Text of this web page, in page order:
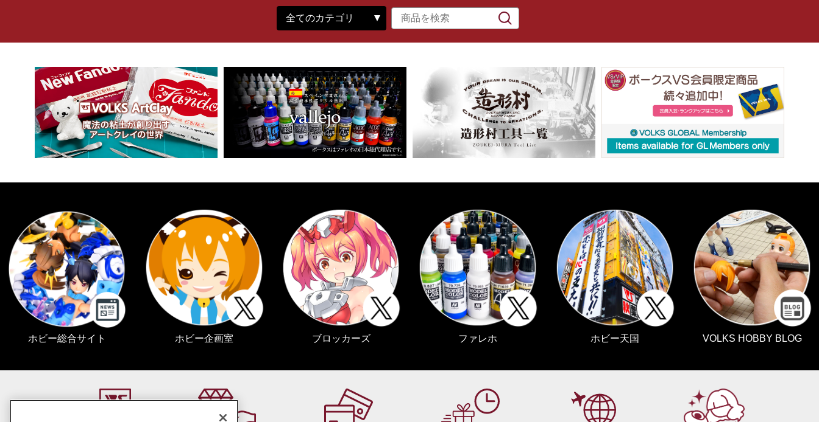
ホビー総合サイト ホビー企画室 ブロッカーズ ファレホ ホビー天国 VOLKS HOBBY BLOG